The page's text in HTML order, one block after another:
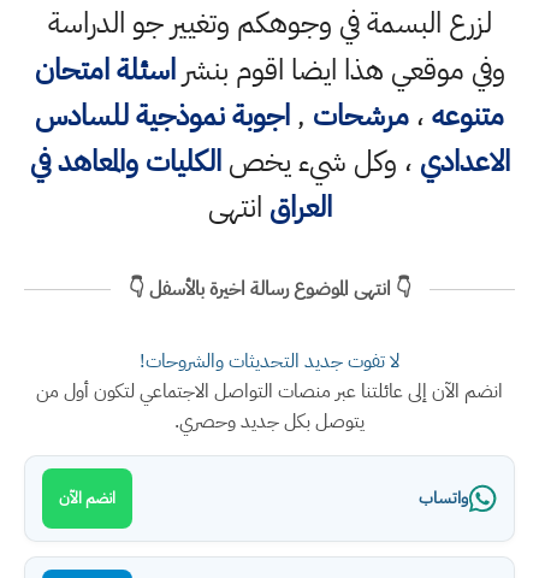
لزرع البسمة في وجوهكم وتغيير جو الدراسة
وفي موقعي هذا ايضا اقوم بنشراسئلة امتحان
متنوعه،مرشحات ,اجوبة نموذجية للسادس
الاعدادي ، وكل شيء يخصالكليات والمعاهد في
العراق انتهى
👇 انتهى الموضوع رسالة اخيرة بالأسفل 👇
لا تفوت جديد التحديثات والشروحات!
انضم الآن إلى عائلتنا عبر منصات التواصل الاجتماعي لتكون أول من
يتوصل بكل جديد وحصري.
واتساب انضم الآن